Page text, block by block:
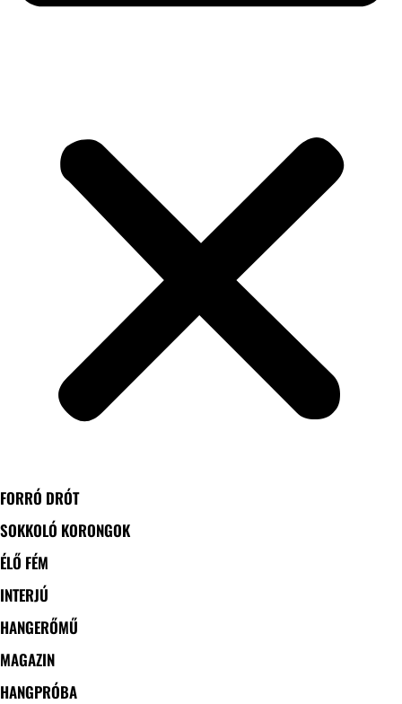
FORRÓ DRÓT
SOKKOLÓ KORONGOK
ÉLŐ FÉM
INTERJÚ
HANGERŐMŰ
MAGAZIN
HANGPRÓBA